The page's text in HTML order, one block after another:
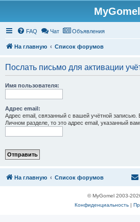
MyGomel
FAQ Чат Объявления
На главную Список форумов
Послать письмо для активации
Имя пользователя:
Адрес email:
Адрес email, связанный с вашей учётной записью.
Личном разделе, то это адрес email, указанный
На главную Список форумов
© MyGomel 2003-
Конфиденциальность|